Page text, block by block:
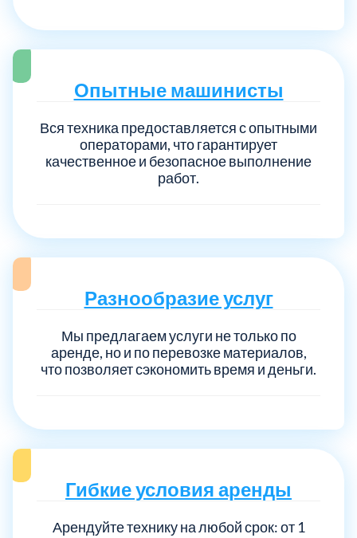
Опытные машинисты
Вся техника предоставляется с опытными
операторами, что гарантирует
качественное и безопасное выполнение
работ.
Разнообразие услуг
Мы предлагаем услуги не только по
аренде, но и по перевозке материалов,
что позволяет сэкономить время и деньги.
Гибкие условия аренды
Арендуйте технику на любой срок: от 1